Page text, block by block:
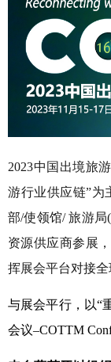
2023中国出境旅
游行业供应链”为
部/使领馆/ 旅游
资源供应商参展
挥展会平台对接全
与展会平行，以“
会议–COTTM